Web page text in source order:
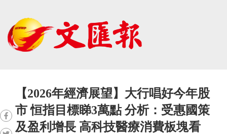
【2026年經濟展望】大行唱好今年股
市 恒指目標睇3萬點 分析：受惠國策
及盈利增長 高科技醫療消費板塊看